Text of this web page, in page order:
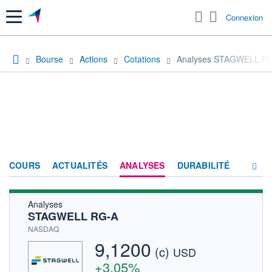
Menu Connexion
Bourse Actions Cotations Analyses STAGWELL
COURS ACTUALITÉS ANALYSES DURABILITÉ
HISTORIQUE
Analyses
STAGWELL RG-A
NASDAQ
9,1200 (c) USD
+3,05%